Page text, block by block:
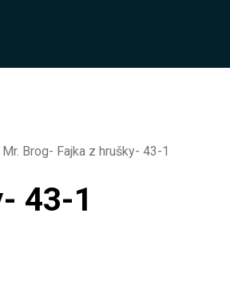
Mr. Brog- Fajka z hrušky- 43-1
43-1